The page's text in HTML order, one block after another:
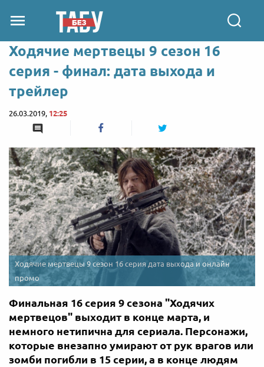
Ходячие мертвецы 9 сезон 16
серия - финал: дата выхода и
трейлер
26.03.2019, 12:25
Ходячие мертвецы 9 сезон 16 серия дата выхода и онлайн
промо
Финальная 16 серия 9 сезона "Ходячих
мертвецов" выходит в конце марта, и
немного нетипична для сериала. Персонажи,
которые внезапно умирают от рук врагов или
зомби погибли в 15 серии, а в конце людям